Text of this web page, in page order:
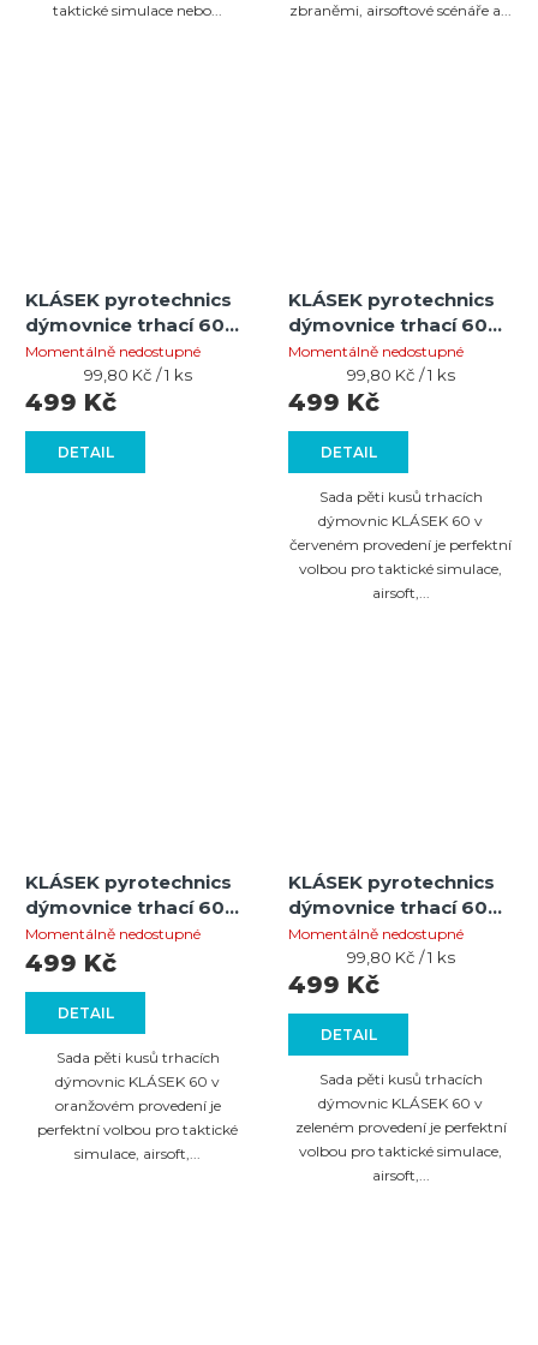
taktické simulace nebo...
zbraněmi, airsoftové scénáře a...
KLÁSEK pyrotechnics
dýmovnice trhací 60
černá 5ks
Momentálně nedostupné
DETAIL
499 Kč
Měrná
cena:
99,80 Kč / 1 ks
KLÁSEK pyrotechnics
dýmovnice trhací 60
červená 5ks
Momentálně nedostupné
DETAIL
499 Kč
Měrná
cena:
99,80 Kč / 1 ks
Sada pěti kusů trhacích
dýmovnic KLÁSEK 60 v
červeném provedení je perfektní
volbou pro taktické simulace,
airsoft,...
KLÁSEK pyrotechnics
dýmovnice trhací 60
oranžová 5ks
Momentálně nedostupné
DETAIL
499 Kč
Sada pěti kusů trhacích
dýmovnic KLÁSEK 60 v
oranžovém provedení je
perfektní volbou pro taktické
simulace, airsoft,...
KLÁSEK pyrotechnics
dýmovnice trhací 60
zelená 5ks
Momentálně nedostupné
DETAIL
499 Kč
Měrná
cena:
99,80 Kč / 1 ks
Sada pěti kusů trhacích
dýmovnic KLÁSEK 60 v
zeleném provedení je perfektní
volbou pro taktické simulace,
airsoft,...